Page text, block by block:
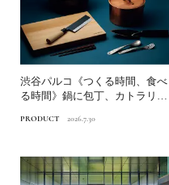
渋谷パルコ《つくる時間、食べ
る時間》鍋に包丁、カトラリ
PRODUCT 2026.7.30